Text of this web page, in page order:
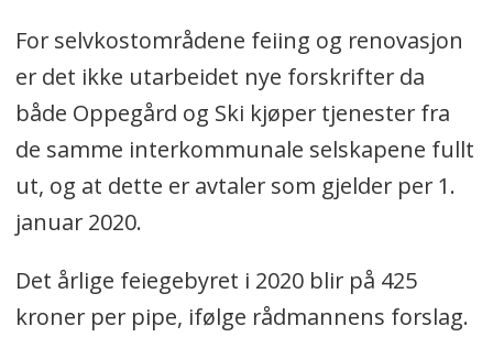
For selvkostområdene feiing og renovasjon
er det ikke utarbeidet nye forskrifter da
både Oppegård og Ski kjøper tjenester fra
de samme interkommunale selskapene fullt
ut, og at dette er avtaler som gjelder per 1.
januar 2020.
Det årlige feiegebyret i 2020 blir på 425
kroner per pipe, ifølge rådmannens forslag.